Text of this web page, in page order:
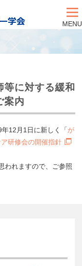
MENU
等に対する緩和
案内
12月1日に新しく「が
研修会の開催指針
われますので、ご参照